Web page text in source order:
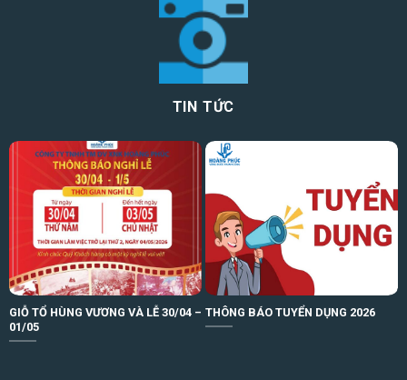
TIN TỨC
GIỖ TỔ HÙNG VƯƠNG VÀ LỄ 30/04 –
01/05
THÔNG BÁO TUYỂN DỤNG 2026